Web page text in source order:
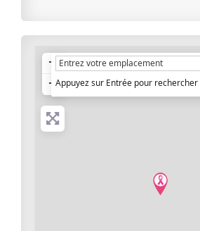
+
−Appuyez sur Entrée pour rechercher